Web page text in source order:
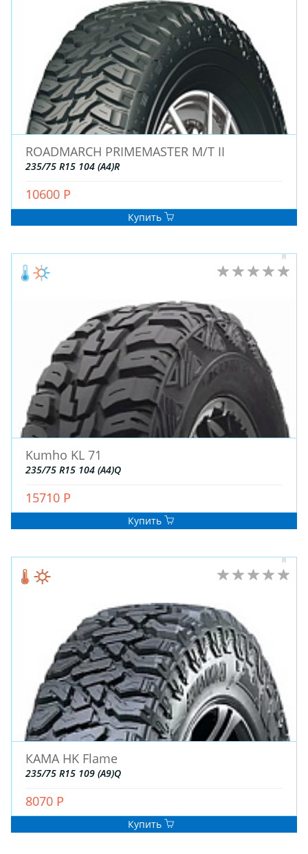
ДЛЯ ГРУЗОВЫХ АВТО
ДЛЯ ЛЕГКОВЫХ АВТО
ШИНЫ
ДИСКИ
ROADMARCH PRIMEMASTER M/T II
235/75 R15 104 (A4)R
10600 Р
Купить
Kumho KL 71
235/75 R15 104 (A4)Q
15710 Р
Купить
КАМА HK Flame
235/75 R15 109 (A9)Q
8070 Р
Купить